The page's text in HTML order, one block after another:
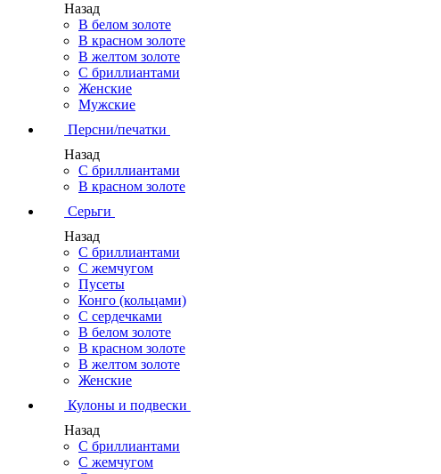
Назад
В белом золоте
В красном золоте
В желтом золоте
С бриллиантами
Женские
Мужские
Персни/печатки
Назад
С бриллиантами
В красном золоте
Серьги
Назад
С бриллиантами
С жемчугом
Пусеты
Конго (кольцами)
С сердечками
В белом золоте
В красном золоте
В желтом золоте
Женские
Кулоны и подвески
Назад
С бриллиантами
С жемчугом